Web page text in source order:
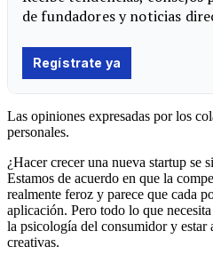
Las opiniones expresadas por los
personales.
¿Hacer crecer una nueva startup se
Estamos de acuerdo en que la
realmente feroz y parece que cada
aplicación. Pero todo lo que
la psicología del consumidor y estar
creativas.